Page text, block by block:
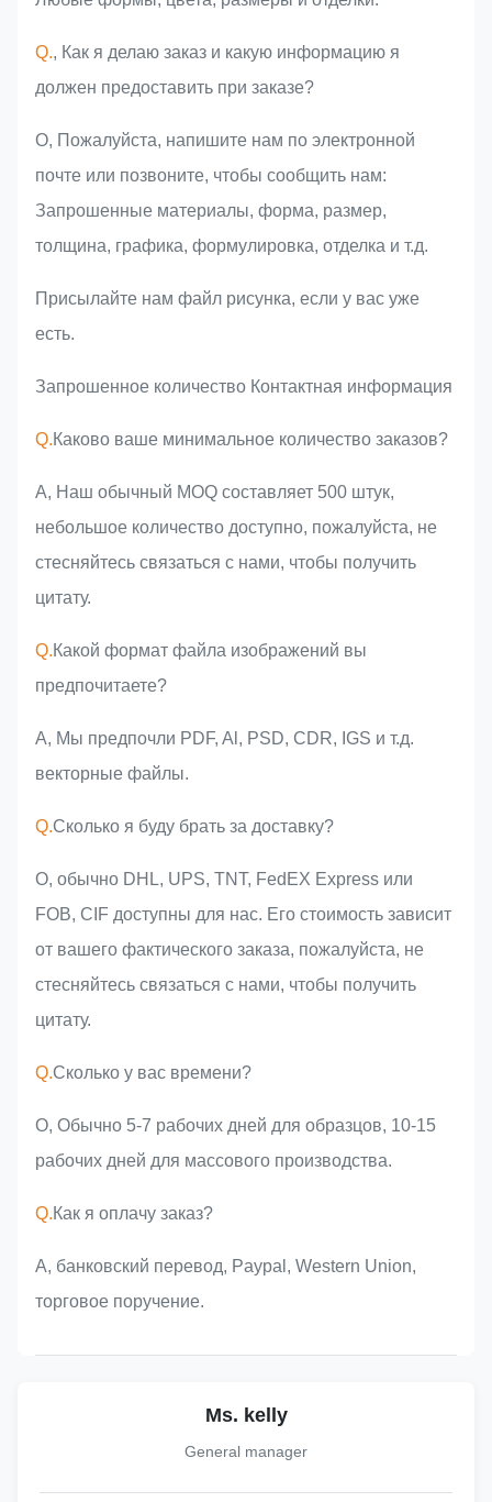
Q., Как я делаю заказ и какую информацию я
должен предоставить при заказе?
О, Пожалуйста, напишите нам по электронной
почте или позвоните, чтобы сообщить нам:
Запрошенные материалы, форма, размер,
толщина, графика, формулировка, отделка и т.д.
Присылайте нам файл рисунка, если у вас уже
есть.
Запрошенное количество Контактная информация
Q.Каково ваше минимальное количество заказов?
A, Наш обычный MOQ составляет 500 штук,
небольшое количество доступно, пожалуйста, не
стесняйтесь связаться с нами, чтобы получить
цитату.
Q.Какой формат файла изображений вы
предпочитаете?
A, Мы предпочли PDF, Al, PSD, CDR, IGS и т.д.
векторные файлы.
Q.Сколько я буду брать за доставку?
О, обычно DHL, UPS, TNT, FedEX Express или
FOB, CIF доступны для нас. Его стоимость зависит
от вашего фактического заказа, пожалуйста, не
стесняйтесь связаться с нами, чтобы получить
цитату.
Q.Сколько у вас времени?
О, Обычно 5-7 рабочих дней для образцов, 10-15
рабочих дней для массового производства.
Q.Как я оплачу заказ?
А, банковский перевод, Paypal, Western Union,
торговое поручение.
Ms. kelly
General manager